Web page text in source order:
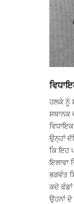
ਹਲਕੇ ਨੂੰ
ਸਥਾਨਕ
ਉਨ੍ਹਾਂ
ਕਿ ਇਹ
ਇਲਾਵਾ
ਭਗਵੰਤ
ਕਦੇ ਫੰਡਾਂ
ਉਹਨਾਂ